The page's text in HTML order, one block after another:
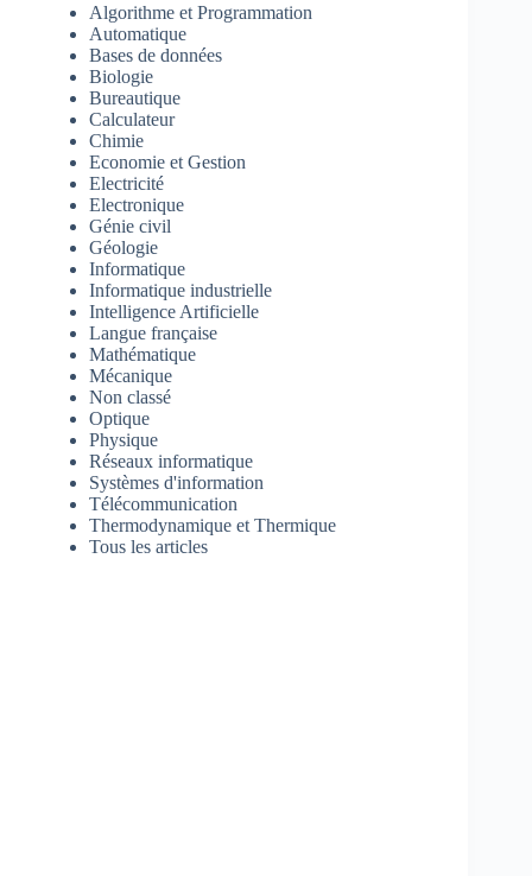
Algorithme et Programmation
Automatique
Bases de données
Biologie
Bureautique
Calculateur
Chimie
Economie et Gestion
Electricité
Electronique
Génie civil
Géologie
Informatique
Informatique industrielle
Intelligence Artificielle
Langue française
Mathématique
Mécanique
Non classé
Optique
Physique
Réseaux informatique
Systèmes d'information
Télécommunication
Thermodynamique et Thermique
Tous les articles